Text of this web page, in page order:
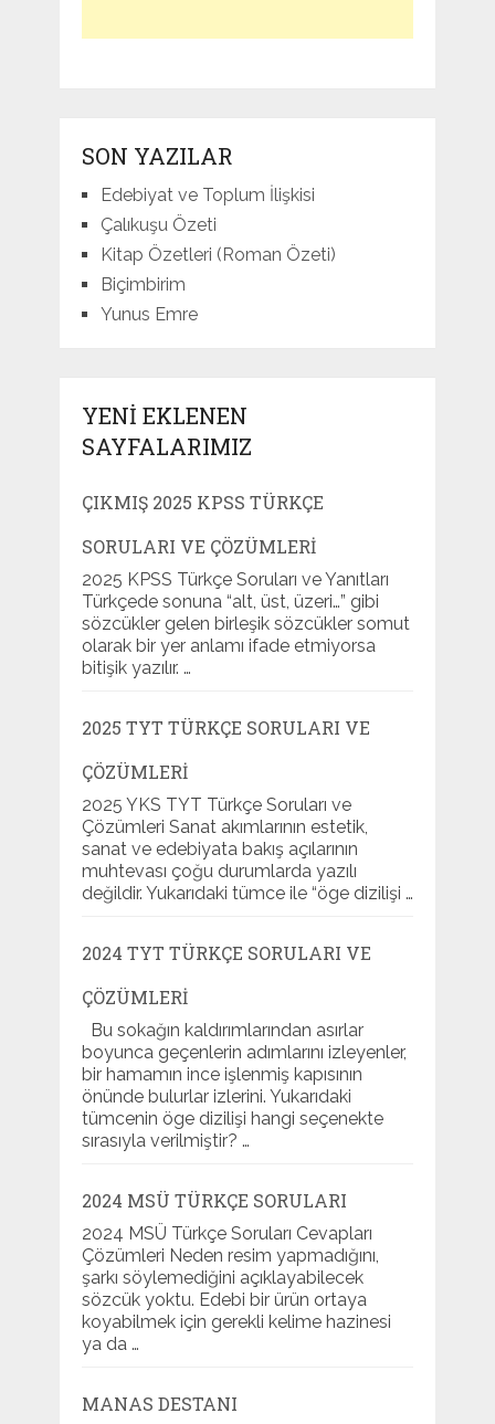
SON YAZILAR
Edebiyat ve Toplum İlişkisi
Çalıkuşu Özeti
Kitap Özetleri (Roman Özeti)
Biçimbirim
Yunus Emre
YENI EKLENEN
SAYFALARIMIZ
ÇIKMIŞ 2025 KPSS TÜRKÇE
SORULARI VE ÇÖZÜMLERI
2025 KPSS Türkçe Soruları ve Yanıtları
Türkçede sonuna “alt, üst, üzeri…” gibi
sözcükler gelen birleşik sözcükler somut
olarak bir yer anlamı ifade etmiyorsa
bitişik yazılır. …
2025 TYT TÜRKÇE SORULARI VE
ÇÖZÜMLERI
2025 YKS TYT Türkçe Soruları ve
Çözümleri Sanat akımlarının estetik,
sanat ve edebiyata bakış açılarının
muhtevası çoğu durumlarda yazılı
değildir. Yukarıdaki tümce ile “öge dizilişi …
2024 TYT TÜRKÇE SORULARI VE
ÇÖZÜMLERI
Bu sokağın kaldırımlarından asırlar
boyunca geçenlerin adımlarını izleyenler,
bir hamamın ince işlenmiş kapısının
önünde bulurlar izlerini. Yukarıdaki
tümcenin öge dizilişi hangi seçenekte
sırasıyla verilmiştir? …
2024 MSÜ TÜRKÇE SORULARI
2024 MSÜ Türkçe Soruları Cevapları
Çözümleri Neden resim yapmadığını,
şarkı söylemediğini açıklayabilecek
sözcük yoktu. Edebi bir ürün ortaya
koyabilmek için gerekli kelime hazinesi
ya da …
MANAS DESTANI